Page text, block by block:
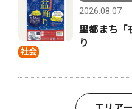
社会
2026.08.07
里都まち
り